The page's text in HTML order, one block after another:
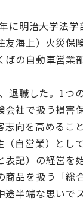
に明治大学法学
友海上）火災保
ばの自動車営業
退職した。1つ
会社で扱う損害
向を高めるこ
（自営業）とし
表記）の経営を
商品を扱う「総
途半端な思いで